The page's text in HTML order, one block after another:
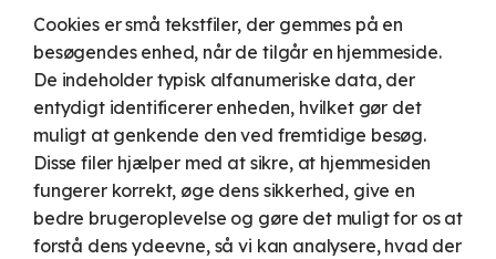
economic
UNIK
Legis365
underlagt
hvidvaskloven.
Comply?
Udregn din
besparelse her.
Cookies er små tekstfiler, der gemmes på en
besøgendes enhed, når de tilgår en hjemmeside.
De indeholder typisk alfanumeriske data, der
entydigt identificerer enheden, hvilket gør det
muligt at genkende den ved fremtidige besøg.
Disse filer hjælper med at sikre, at hjemmesiden
fungerer korrekt, øge dens sikkerhed, give en
bedre brugeroplevelse og gøre det muligt for os at
forstå dens ydeevne, så vi kan analysere, hvad der